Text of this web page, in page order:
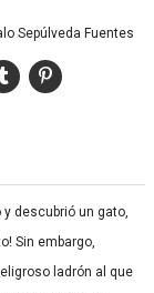
Sepúlveda Fuentes
descubrió un gato,
Sin embargo,
ladrón al que